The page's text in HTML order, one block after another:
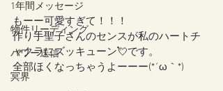
1年間メッセージ
物件リーディング
パワー送信
冥界
もーー可愛すぎて！！！
作り手聖子さんのセンスが私のハートチ
ャクラにズッキューン💘です。
全部ほくなっちゃうよーーー(*´ω｀*)